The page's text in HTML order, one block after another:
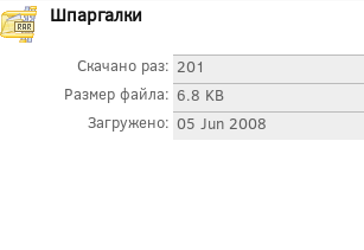
Шпаргалки
Скачано раз: 201
Размер файла: 6.8 KB
Загружено: 05 Jun 2008